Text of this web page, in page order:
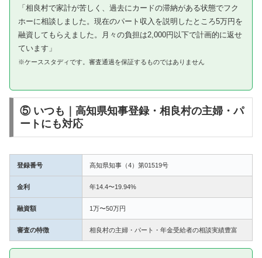
「相良村で家計が苦しく、過去にカードの滞納がある状態でフク
ホーに相談しました。現在のパート収入を説明したところ5万円を
融資してもらえました。月々の負担は2,000円以下で計画的に返せ
ています」
※ケーススタディです。審査通過を保証するものではありません
⑤ いつも｜高知県知事登録・相良村の主婦・パ
ートにも対応
登録番号 高知県知事（4）第01519号
金利 年14.4〜19.94%
融資額 1万〜50万円
審査の特徴 相良村の主婦・パート・年金受給者の相談実績豊富